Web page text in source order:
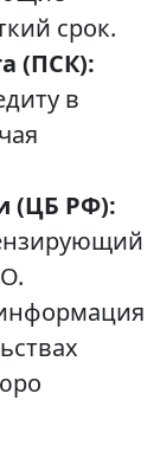
срок.
(ПСК):
в
(ЦБ РФ):